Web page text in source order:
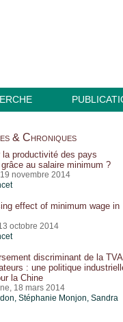
& Chroniques
la productivité des pays
au salaire minimum ?
novembre 2014
effect of minimum wage in
octobre 2014
discriminant de la TVA
: une politique
la Chine
18 mars 2014
Stéphanie Monjon, Sandra